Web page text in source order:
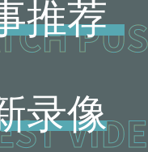
网中超 24直播网NBA
推荐
录像